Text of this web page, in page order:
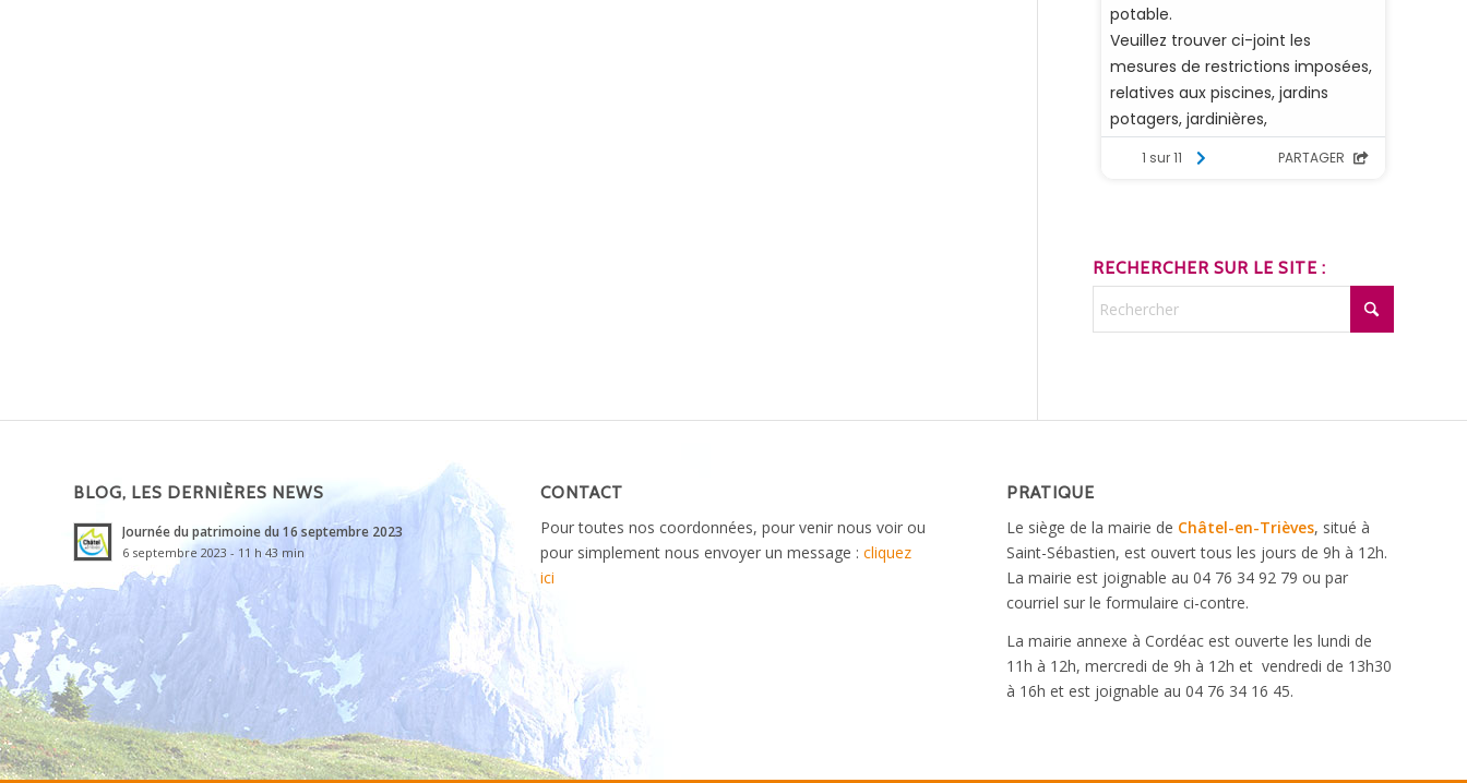
RECHERCHER SUR LE SITE :
BLOG, LES DERNIÈRES NEWS
Journée du patrimoine du 16 septembre 2023
6 septembre 2023 - 11 h 43 min
CONTACT
Pour toutes nos coordonnées, pour venir nous voir ou
pour simplement nous envoyer un message : cliquez
ici
PRATIQUE
Le siège de la mairie de Châtel-en-Trièves, situé à
Saint-Sébastien, est ouvert tous les jours de 9h à 12h.
La mairie est joignable au 04 76 34 92 79 ou par
courriel sur le formulaire ci-contre.
La mairie annexe à Cordéac est ouverte les lundi de
11h à 12h, mercredi de 9h à 12h et vendredi de 13h30
à 16h et est joignable au 04 76 34 16 45.